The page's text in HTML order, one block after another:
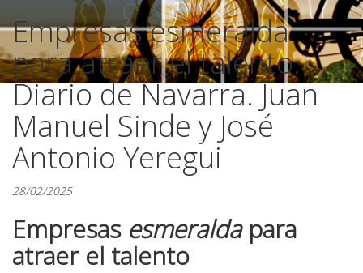
Empresas esmeralda
para atraer el talento.
Diario de Navarra. Juan
Manuel Sinde y José
Antonio Yeregui
28/02/2025
Empresas esmeraldapara
atraer el talento